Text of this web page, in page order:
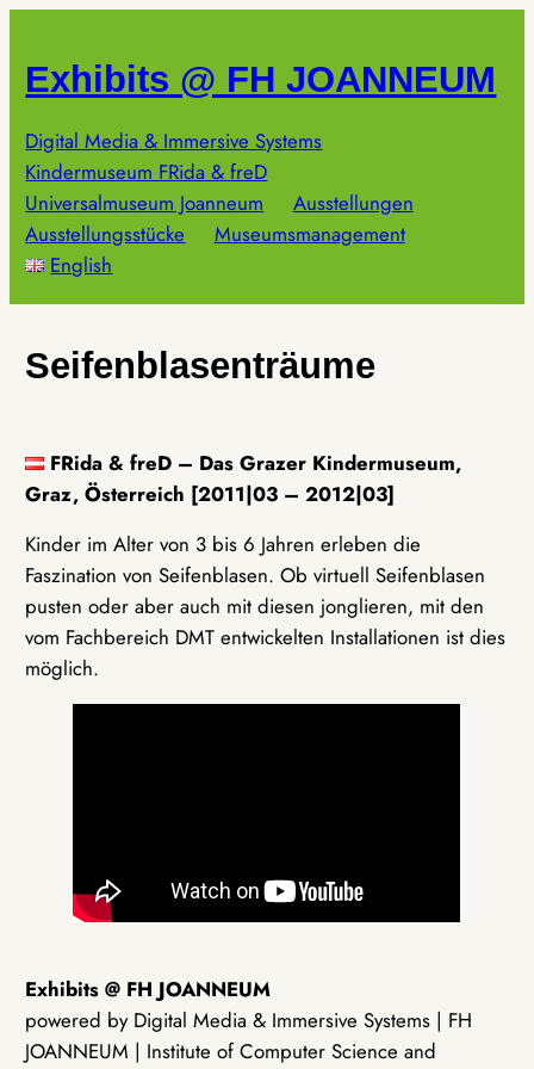
springen
Exhibits @ FH JOANNEUM
Digital Media & Immersive Systems
Kindermuseum FRida & freD
Universalmuseum Joanneum
Ausstellungen
Ausstellungsstücke
Museumsmanagement
English
Seifenblasenträume
FRida & freD – Das Grazer Kindermuseum,
Graz, Österreich [2011|03 – 2012|03]
Kinder im Alter von 3 bis 6 Jahren erleben die
Faszination von Seifenblasen. Ob virtuell Seifenblasen
pusten oder aber auch mit diesen jonglieren, mit den
vom Fachbereich DMT entwickelten Installationen ist dies
möglich.
Exhibits @ FH JOANNEUM
powered by Digital Media & Immersive Systems | FH
JOANNEUM | Institute of Computer Science and